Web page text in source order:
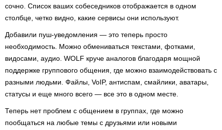
сочно. Список ваших собеседников отображается в одном
столбце, четко видно, какие сервисы они используют.
Добавили пуш-уведомления — это теперь просто
необходимость. Можно обмениваться текстами, фотками,
видосами, аудио. WOLF круче аналогов благодаря мощной
поддержке группового общения, где можно взаимодействовать с
разными людьми. Файлы, VoIP, антиспам, смайлики, аватары,
статусы и еще много всего — все это в одном месте.
Теперь нет проблем с общением в группах, где можно
пообщаться на любые темы с друзьями или новыми